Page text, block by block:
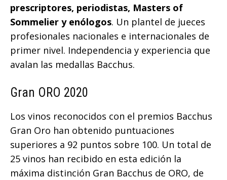
prescriptores, periodistas, Masters of
Sommelier y enólogos. Un plantel de jueces
profesionales nacionales e internacionales de
primer nivel. Independencia y experiencia que
avalan las medallas Bacchus.
Gran ORO 2020
Los vinos reconocidos con el premios Bacchus
Gran Oro han obtenido puntuaciones
superiores a 92 puntos sobre 100. Un total de
25 vinos han recibido en esta edición la
máxima distinción Gran Bacchus de ORO, de